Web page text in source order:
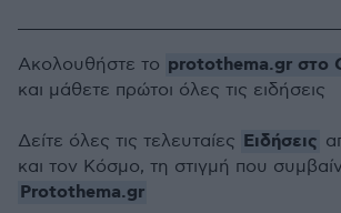
Ακολουθήστε το protothema.gr στο
και μάθετε πρώτοι όλες τις ειδήσεις
Δείτε όλες τις τελευταίες Ειδήσεις
και τον Κόσμο, τη στιγμή που
Protothema.gr